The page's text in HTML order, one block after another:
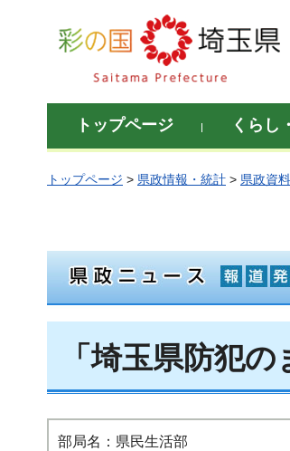
彩の国 埼玉県
トップページ くらし
トップページ > 県政情報・統計 > 県政資
「埼玉県防犯
部局名：県民生活部